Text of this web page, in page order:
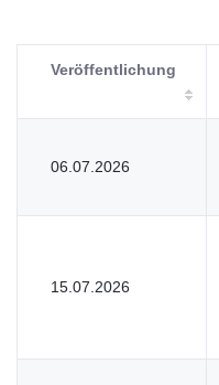
Veröffentlichung
06.07.2026
15.07.2026